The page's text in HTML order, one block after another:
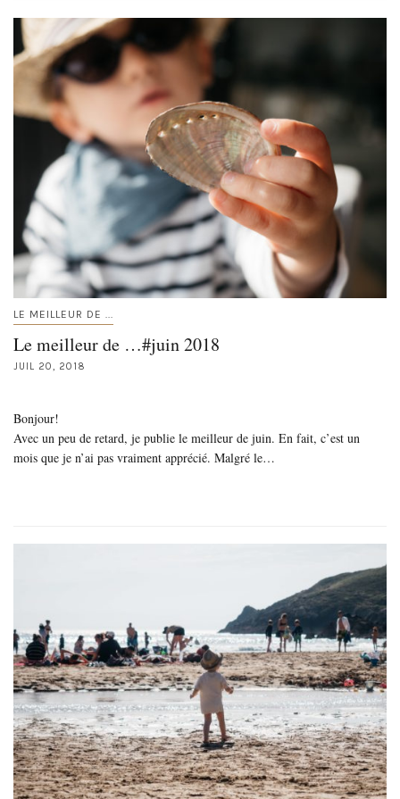
LE MEILLEUR DE ...
Le meilleur de …#juin 2018
JUIL 20, 2018
Bonjour!
Avec un peu de retard, je publie le meilleur de juin. En fait, c’est un
mois que je n’ai pas vraiment apprécié. Malgré le…